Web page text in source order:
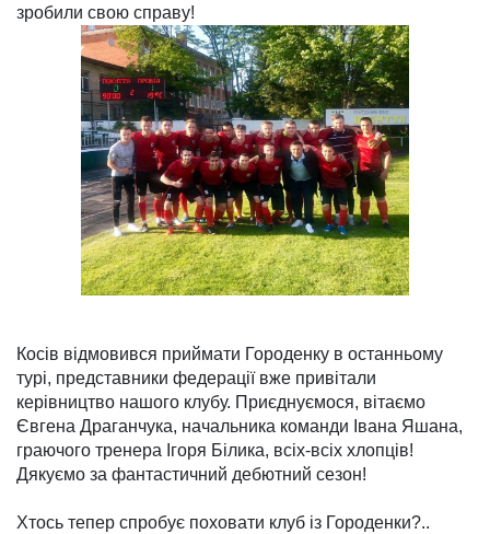
зробили свою справу!
Косів відмовився приймати Городенку в останньому
турі, представники федерації вже привітали
керівництво нашого клубу. Приєднуємося, вітаємо
Євгена Драганчука, начальника команди Івана Яшана,
граючого тренера Ігоря Білика, всіх-всіх хлопців!
Дякуємо за фантастичний дебютний сезон!
Хтось тепер спробує поховати клуб із Городенки?..